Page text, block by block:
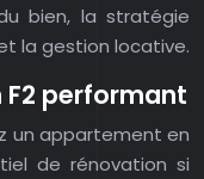
bien, la stratégie
la gestion locative.
F2 performant
un appartement en
de rénovation si